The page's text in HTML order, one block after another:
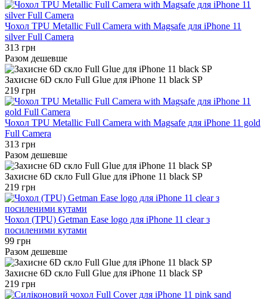
Чохол TPU Metallic Full Camera with Magsafe для iPhone 11
silver Full Camera
313 грн
Разом дешевше
Захисне 6D скло Full Glue для iPhone 11 black SP
219 грн
Чохол TPU Metallic Full Camera with Magsafe для iPhone 11 gold
Full Camera
313 грн
Разом дешевше
Захисне 6D скло Full Glue для iPhone 11 black SP
219 грн
Чохол (TPU) Getman Ease logo для iPhone 11 clear з
посиленими кутами
99 грн
Разом дешевше
Захисне 6D скло Full Glue для iPhone 11 black SP
219 грн